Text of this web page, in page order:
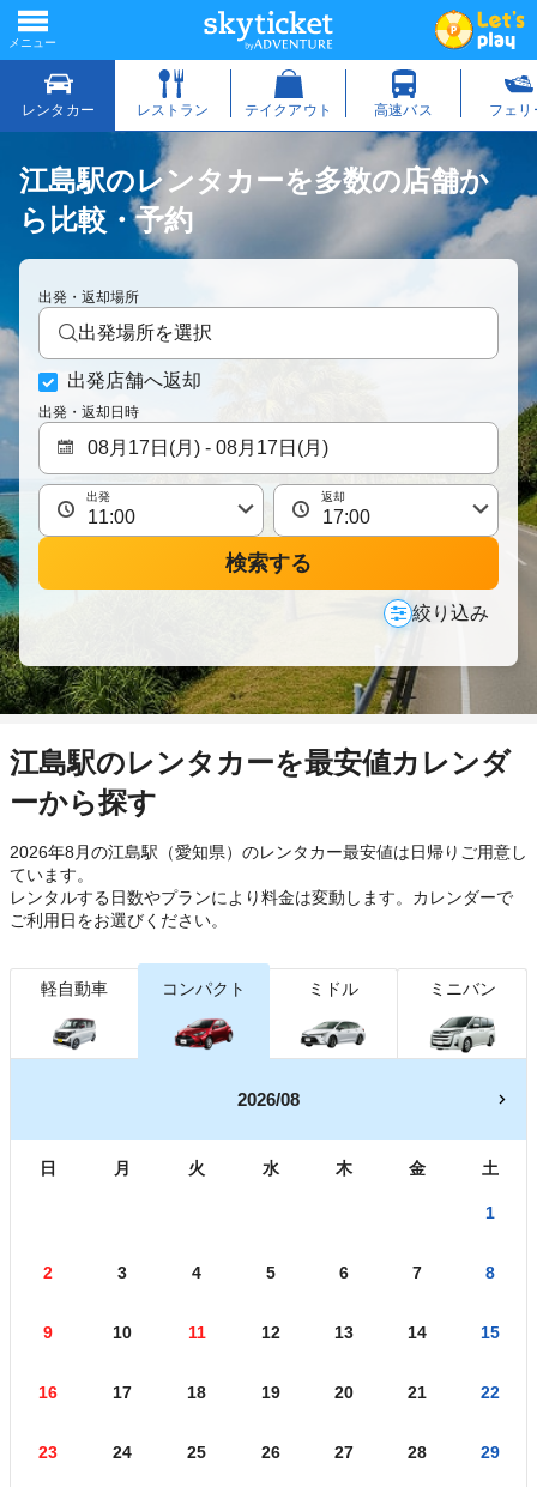
江島駅のレンタカーを多数の店舗か
ら比較・予約
出発・返却場所
出発場所を選択
出発店舗へ返却
出発・返却日時
出発 返却
検索する
絞り込み
江島駅のレンタカーを最安値カレンダ
ーから探す
2026年8月の江島駅（愛知県）のレンタカー最安値は日帰り ご用意し
ています。
レンタルする日数やプランにより料金は変動します。カレンダーで
ご利用日をお選びください。
軽自動車 コンパクト ミドル ミニバン
2026/08
日 月 火 水 木 金 土
1
2 3 4 5 6 7 8
9 10 11 12 13 14 15
16 17 18 19 20 21 22
23 24 25 26 27 28 29